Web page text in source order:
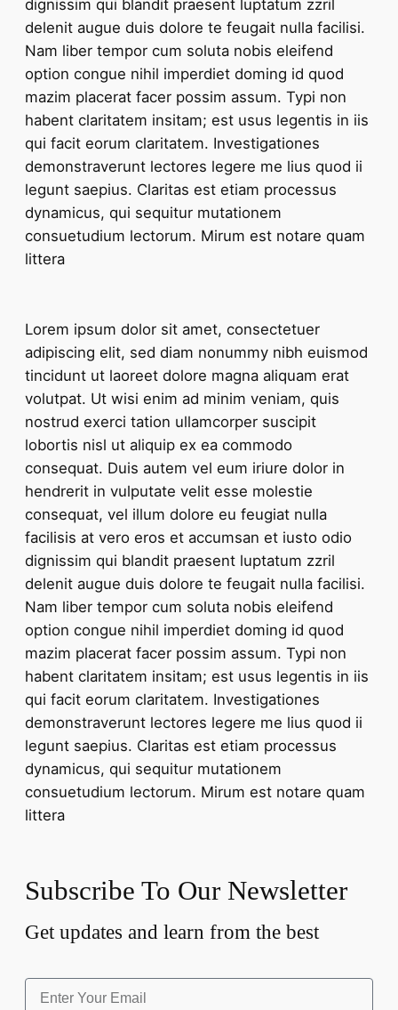
dignissim qui blandit praesent luptatum zzril
delenit augue duis dolore te feugait nulla facilisi.
Nam liber tempor cum soluta nobis eleifend
option congue nihil imperdiet doming id quod
mazim placerat facer possim assum. Typi non
habent claritatem insitam; est usus legentis in iis
qui facit eorum claritatem. Investigationes
demonstraverunt lectores legere me lius quod ii
legunt saepius. Claritas est etiam processus
dynamicus, qui sequitur mutationem
consuetudium lectorum. Mirum est notare quam
littera
Lorem ipsum dolor sit amet, consectetuer
adipiscing elit, sed diam nonummy nibh euismod
tincidunt ut laoreet dolore magna aliquam erat
volutpat. Ut wisi enim ad minim veniam, quis
nostrud exerci tation ullamcorper suscipit
lobortis nisl ut aliquip ex ea commodo
consequat. Duis autem vel eum iriure dolor in
hendrerit in vulputate velit esse molestie
consequat, vel illum dolore eu feugiat nulla
facilisis at vero eros et accumsan et iusto odio
dignissim qui blandit praesent luptatum zzril
delenit augue duis dolore te feugait nulla facilisi.
Nam liber tempor cum soluta nobis eleifend
option congue nihil imperdiet doming id quod
mazim placerat facer possim assum. Typi non
habent claritatem insitam; est usus legentis in iis
qui facit eorum claritatem. Investigationes
demonstraverunt lectores legere me lius quod ii
legunt saepius. Claritas est etiam processus
dynamicus, qui sequitur mutationem
consuetudium lectorum. Mirum est notare quam
littera
Subscribe To Our Newsletter
Get updates and learn from the best